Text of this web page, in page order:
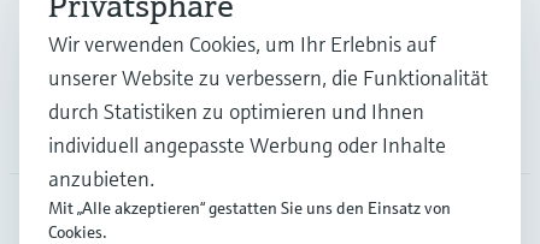
Support
Wir verwenden Cookies, um Ihr Erlebnis auf
unserer Website zu verbessern, die Funktionalität
durch Statistiken zu optimieren und Ihnen
individuell angepasste Werbung oder Inhalte
anzubieten.
Mit „Alle akzeptieren“ gestatten Sie uns den Einsatz von
Cookies.